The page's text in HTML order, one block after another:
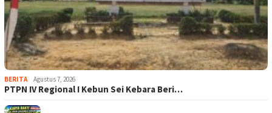
BERITA Agustus 7, 2026
PTPN IV Regional I Kebun Sei Kebara Beri…